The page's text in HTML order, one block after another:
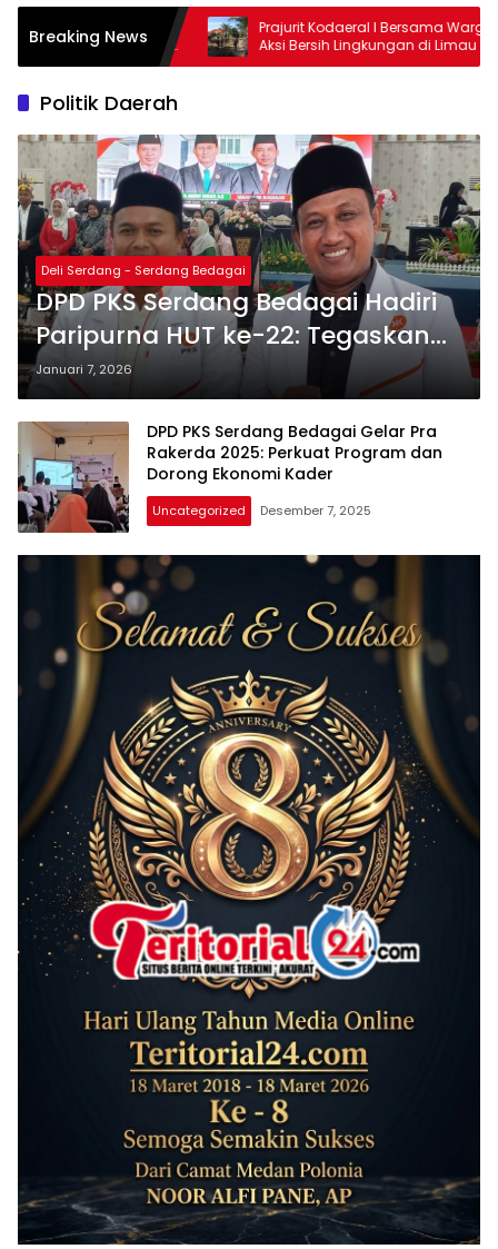
Breaking News
Prajurit Kodaeral I Bersama Warga Gelar
Aksi Bersih Lingkungan di Limau Manis
Milad Ke-
Duafa,
Politik Daerah
Deli Serdang - Serdang Bedagai
DPD PKS Serdang Bedagai Hadiri
Paripurna HUT ke-22: Tegaskan
Komitmen Sinergi Daerah
Januari 7, 2026
DPD PKS Serdang Bedagai Gelar Pra
Rakerda 2025: Perkuat Program dan
Dorong Ekonomi Kader
Uncategorized Desember 7, 2025